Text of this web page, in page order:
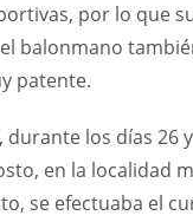
por lo que
balonmano
patente.
durante los días 26
en la localidad
se efectuaba el